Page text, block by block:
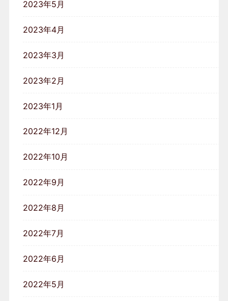
2023年5月
2023年4月
2023年3月
2023年2月
2023年1月
2022年12月
2022年10月
2022年9月
2022年8月
2022年7月
2022年6月
2022年5月